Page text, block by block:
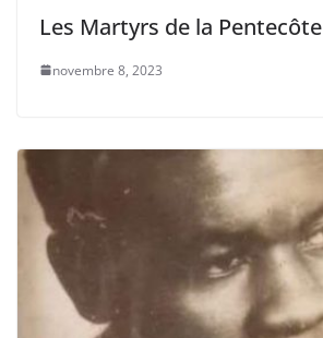
Les Martyrs de la Pentecôte
novembre 8, 2023